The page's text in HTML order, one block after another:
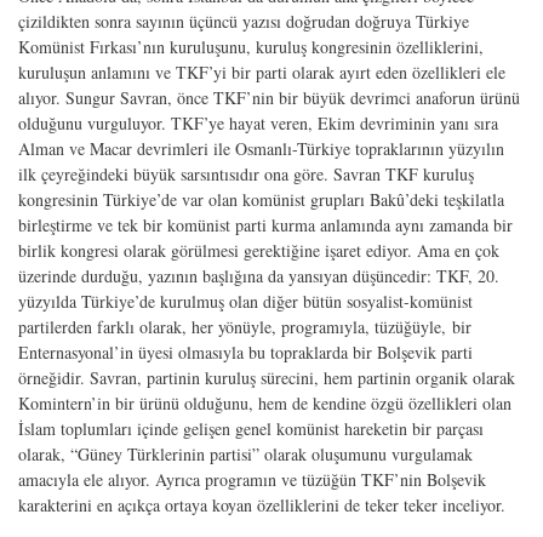
çizildikten sonra sayının üçüncü yazısı doğrudan doğruya Türkiye
Komünist Fırkası’nın kuruluşunu, kuruluş kongresinin özelliklerini,
kuruluşun anlamını ve TKF’yi bir parti olarak ayırt eden özellikleri ele
alıyor. Sungur Savran, önce TKF’nin bir büyük devrimci anaforun ürünü
olduğunu vurguluyor. TKF’ye hayat veren, Ekim devriminin yanı sıra
Alman ve Macar devrimleri ile Osmanlı-Türkiye topraklarının yüzyılın
ilk çeyreğindeki büyük sarsıntısıdır ona göre. Savran TKF kuruluş
kongresinin Türkiye’de var olan komünist grupları Bakû’deki teşkilatla
birleştirme ve tek bir komünist parti kurma anlamında aynı zamanda bir
birlik kongresi olarak görülmesi gerektiğine işaret ediyor. Ama en çok
üzerinde durduğu, yazının başlığına da yansıyan düşüncedir: TKF, 20.
yüzyılda Türkiye’de kurulmuş olan diğer bütün sosyalist-komünist
partilerden farklı olarak, her yönüyle, programıyla, tüzüğüyle, bir
Enternasyonal’in üyesi olmasıyla bu topraklarda bir Bolşevik parti
örneğidir. Savran, partinin kuruluş sürecini, hem partinin organik olarak
Komintern’in bir ürünü olduğunu, hem de kendine özgü özellikleri olan
İslam toplumları içinde gelişen genel komünist hareketin bir parçası
olarak, “Güney Türklerinin partisi” olarak oluşumunu vurgulamak
amacıyla ele alıyor. Ayrıca programın ve tüzüğün TKF’nin Bolşevik
karakterini en açıkça ortaya koyan özelliklerini de teker teker inceliyor.